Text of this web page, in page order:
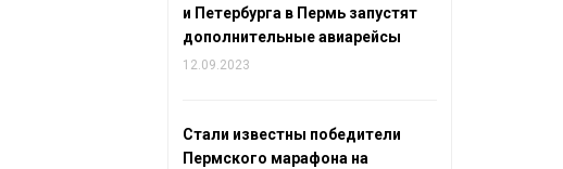
и Петербурга в Пермь запустят
дополнительные авиарейсы
12.09.2023
Стали известны победители
Пермского марафона на